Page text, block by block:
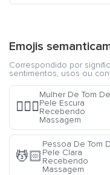
Emojis
Correspondido por
sentimentos, usos ou
💆🏿‍♀️
Mulher De Tom De
Pele Escura
Recebendo
Massagem
💆🏻
Pessoa De Tom
Pele Clara
Recebendo
Massagem